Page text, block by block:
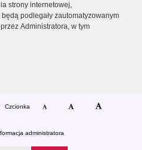
strony internetowej,
podlegały zautomatyzowanym
Administratora, w tym
Czcionka
administratora